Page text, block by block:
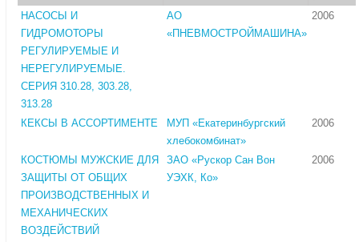
НАСОСЫ И
ГИДРОМОТОРЫ
РЕГУЛИРУЕМЫЕ И
НЕРЕГУЛИРУЕМЫЕ.
СЕРИЯ 310.28, 303.28,
313.28
АО
«ПНЕВМОСТРОЙМАШИНА»
2006
КЕКСЫ В АССОРТИМЕНТЕ
МУП «Екатеринбургский
хлебокомбинат»
2006
КОСТЮМЫ МУЖСКИЕ ДЛЯ
ЗАЩИТЫ ОТ ОБЩИХ
ПРОИЗВОДСТВЕННЫХ И
МЕХАНИЧЕСКИХ
ВОЗДЕЙСТВИЙ
ЗАО «Рускор Сан Вон
УЭХК, Ко»
2006